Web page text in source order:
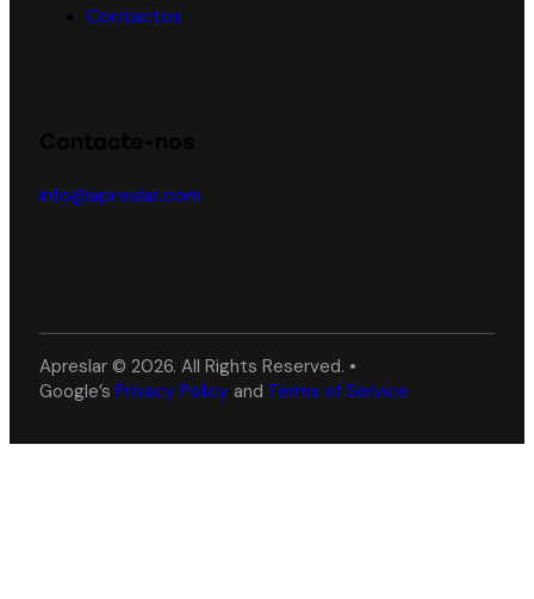
Contactos
info@apreslar.com
Apreslar © 2026. All Rights Reserved. •
Google’s Privacy Policy and Terms of Service